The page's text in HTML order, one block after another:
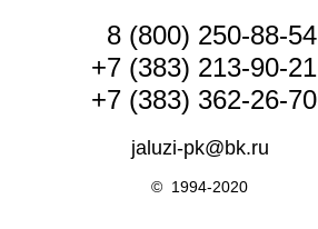
8 (800) 250-88-54
+7 (383) 213-90-21
+7 (383) 362-26-70
jaluzi-pk@bk.ru
© 1994-2020